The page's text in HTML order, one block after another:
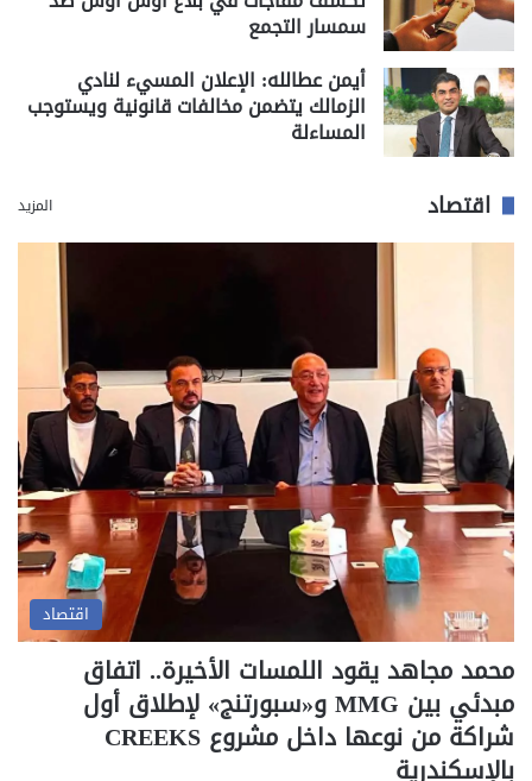
سمسار التجمع
أيمن عطالله: الإعلان المسيء لنادي
الزمالك يتضمن مخالفات قانونية ويستوجب
المساءلة
اقتصاد المزيد
اقتصاد
محمد مجاهد يقود اللمسات الأخيرة.. اتفاق
مبدئي بين MMG و«سبورتنج» لإطلاق أول
شراكة من نوعها داخل مشروع CREEKS
بالإسكندرية